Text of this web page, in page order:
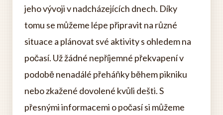
jeho vývoji v nadcházejících dnech. Díky
tomu se můžeme lépe připravit na různé
situace a plánovat své aktivity s ohledem na
počasí. Už žádné nepříjemné překvapení v
podobě nenadálé přeháňky během pikniku
nebo zkažené dovolené kvůli dešti. S
přesnými informacemi o počasí si můžeme